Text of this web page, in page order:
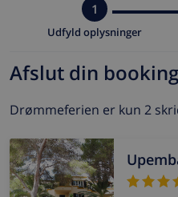
1
Udfyld oplysninger
Afslut din booking
Drømmeferien er kun 2